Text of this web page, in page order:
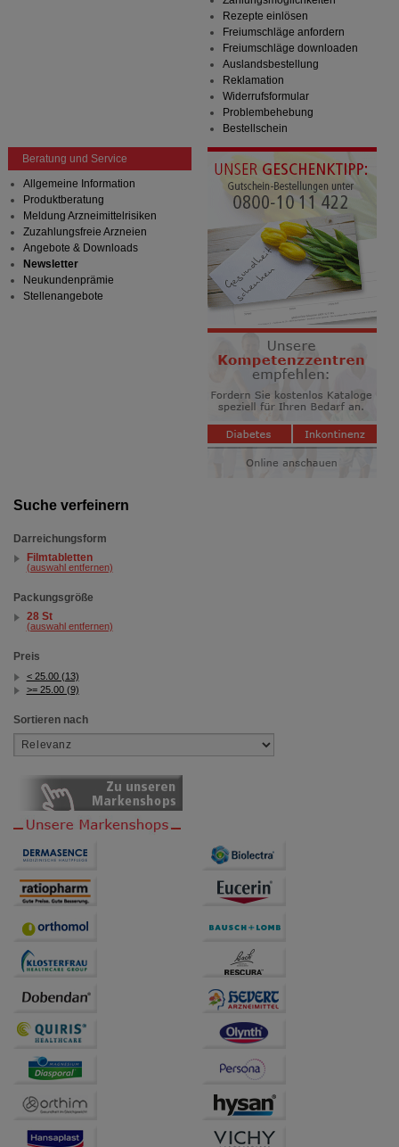
Suche verfeinern
Darreichungsform
Filmtabletten
(auswahl entfernen)
Packungsgröße
28 St
(auswahl entfernen)
Preis
< 25.00 (13)
>= 25.00 (9)
Sortieren nach
Rezepte einlösen
Freiumschläge anfordern
Freiumschläge downloaden
Auslandsbestellung
Reklamation
Widerrufsformular
Problembehebung
Bestellschein
Beratung und Service
Allgemeine Information
Produktberatung
Meldung Arzneimittelrisiken
Zuzahlungsfreie Arzneien
Angebote & Downloads
Newsletter
Neukundenprämie
Stellenangebote